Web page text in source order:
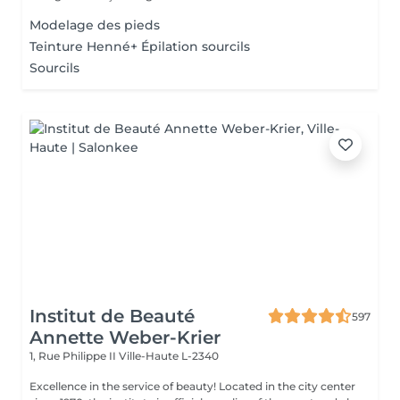
Modelage des pieds
Teinture Henné+ Épilation sourcils
Sourcils
Institut de Beauté
Annette Weber-Krier
597
1, Rue Philippe II Ville-Haute L-2340
Excellence in the service of beauty! Located in the city center